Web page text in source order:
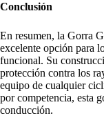
Conclusión
En resumen, la Gorra
excelente opción para
funcional. Su
protección contra los
equipo de cualquier
por competencia, esta
conducción.